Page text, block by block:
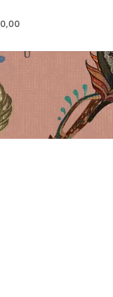
0,00